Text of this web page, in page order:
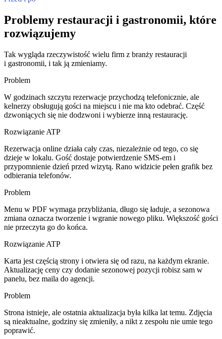
Problemy restauracji i gastronomii, które
rozwiązujemy
Tak wygląda rzeczywistość wielu firm z branży restauracji
i gastronomii, i tak ją zmieniamy.
Problem
W godzinach szczytu rezerwacje przychodzą telefonicznie, ale
kelnerzy obsługują gości na miejscu i nie ma kto odebrać. Część
dzwoniących się nie dodzwoni i wybierze inną restaurację.
Rozwiązanie ATP
Rezerwacja online działa cały czas, niezależnie od tego, co się
dzieje w lokalu. Gość dostaje potwierdzenie SMS-em i
przypomnienie dzień przed wizytą. Rano widzicie pełen grafik bez
odbierania telefonów.
Problem
Menu w PDF wymaga przybliżania, długo się ładuje, a sezonowa
zmiana oznacza tworzenie i wgranie nowego pliku. Większość gości
nie przeczyta go do końca.
Rozwiązanie ATP
Karta jest częścią strony i otwiera się od razu, na każdym ekranie.
Aktualizację ceny czy dodanie sezonowej pozycji robisz sam w
panelu, bez maila do agencji.
Problem
Strona istnieje, ale ostatnia aktualizacja była kilka lat temu. Zdjęcia
są nieaktualne, godziny się zmieniły, a nikt z zespołu nie umie tego
poprawić.